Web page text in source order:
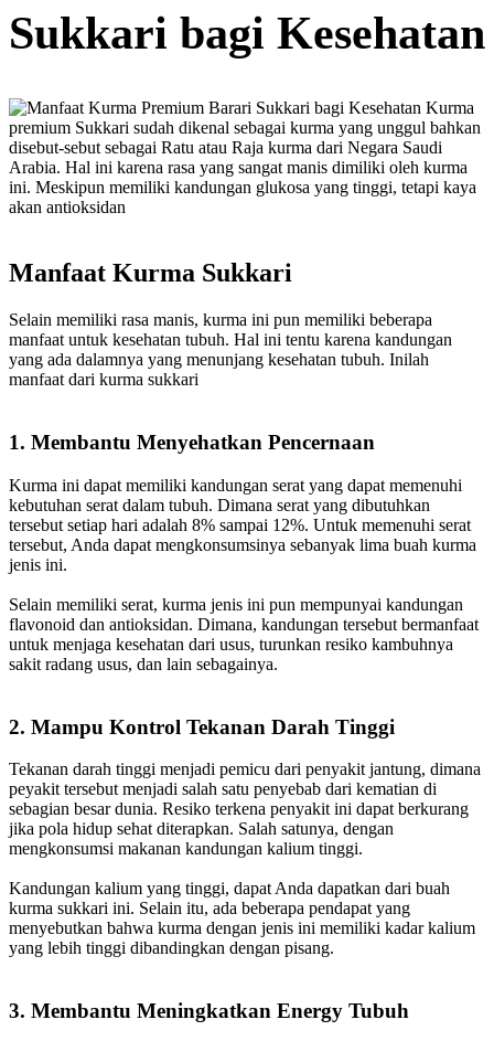
Sukkari bagi Kesehatan
Kurma
premium Sukkari sudah dikenal sebagai kurma yang unggul bahkan
disebut-sebut sebagai Ratu atau Raja kurma dari Negara Saudi
Arabia. Hal ini karena rasa yang sangat manis dimiliki oleh kurma
ini. Meskipun memiliki kandungan glukosa yang tinggi, tetapi kaya
akan antioksidan
Manfaat Kurma Sukkari
Selain memiliki rasa manis, kurma ini pun memiliki beberapa
manfaat untuk kesehatan tubuh. Hal ini tentu karena kandungan
yang ada dalamnya yang menunjang kesehatan tubuh. Inilah
manfaat dari kurma sukkari
1. Membantu Menyehatkan Pencernaan
Kurma ini dapat memiliki kandungan serat yang dapat memenuhi
kebutuhan serat dalam tubuh. Dimana serat yang dibutuhkan
tersebut setiap hari adalah 8% sampai 12%. Untuk memenuhi serat
tersebut, Anda dapat mengkonsumsinya sebanyak lima buah kurma
jenis ini.
Selain memiliki serat, kurma jenis ini pun mempunyai kandungan
flavonoid dan antioksidan. Dimana, kandungan tersebut bermanfaat
untuk menjaga kesehatan dari usus, turunkan resiko kambuhnya
sakit radang usus, dan lain sebagainya.
2. Mampu Kontrol Tekanan Darah Tinggi
Tekanan darah tinggi menjadi pemicu dari penyakit jantung, dimana
peyakit tersebut menjadi salah satu penyebab dari kematian di
sebagian besar dunia. Resiko terkena penyakit ini dapat berkurang
jika pola hidup sehat diterapkan. Salah satunya, dengan
mengkonsumsi makanan kandungan kalium tinggi.
Kandungan kalium yang tinggi, dapat Anda dapatkan dari buah
kurma sukkari ini. Selain itu, ada beberapa pendapat yang
menyebutkan bahwa kurma dengan jenis ini memiliki kadar kalium
yang lebih tinggi dibandingkan dengan pisang.
3. Membantu Meningkatkan Energy Tubuh